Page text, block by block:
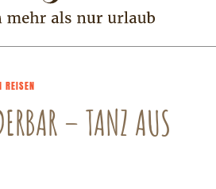
REISEN
– TANZ AUS